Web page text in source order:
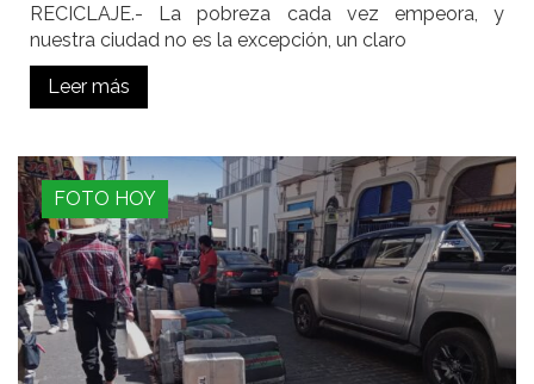
RECICLAJE.- La pobreza cada vez empeora, y
nuestra ciudad no es la excepción, un claro
Leer más
FOTO HOY